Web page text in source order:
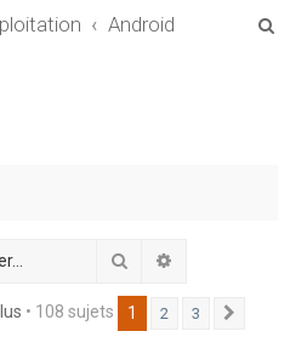
Android
Rechercher
• 108 sujets 1 2 3